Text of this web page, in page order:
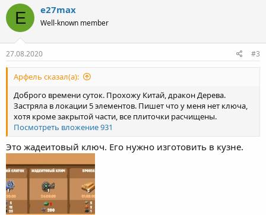
E e27max
Well-known member
27.08.2020 #3
Арфель сказал(а):
Доброго времени суток. Прохожу Китай, дракон Дерева.
Застряла в локации 5 элементов. Пишет что у меня нет ключа,
хотя кроме закрытой части, все плиточки расчищены.
Посмотреть вложение 931
Это жадеитовый ключ. Его нужно изготовить в кузне.